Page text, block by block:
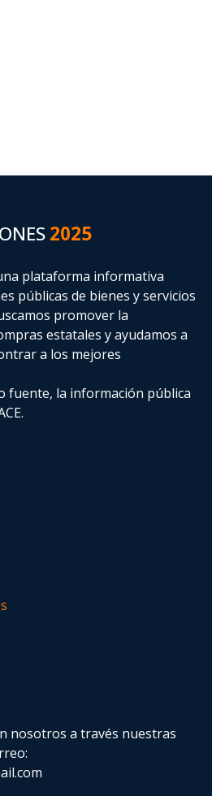
2025
plataforma informativa
públicas de bienes y servicios
promover la
estatalesy ayudamos a
a los mejores
fuente, la información pública
nosotros a través nuestras